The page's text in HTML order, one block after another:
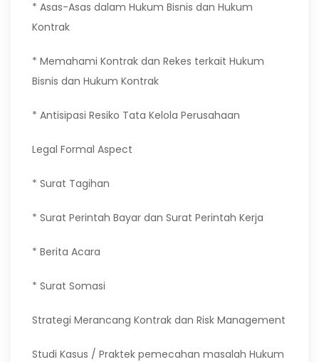
* Asas-Asas dalam Hukum Bisnis dan Hukum
Kontrak
* Memahami Kontrak dan Rekes terkait Hukum
Bisnis dan Hukum Kontrak
* Antisipasi Resiko Tata Kelola Perusahaan
Legal Formal Aspect
* Surat Tagihan
* Surat Perintah Bayar dan Surat Perintah Kerja
* Berita Acara
* Surat Somasi
Strategi Merancang Kontrak dan Risk Management
Studi Kasus / Praktek pemecahan masalah Hukum